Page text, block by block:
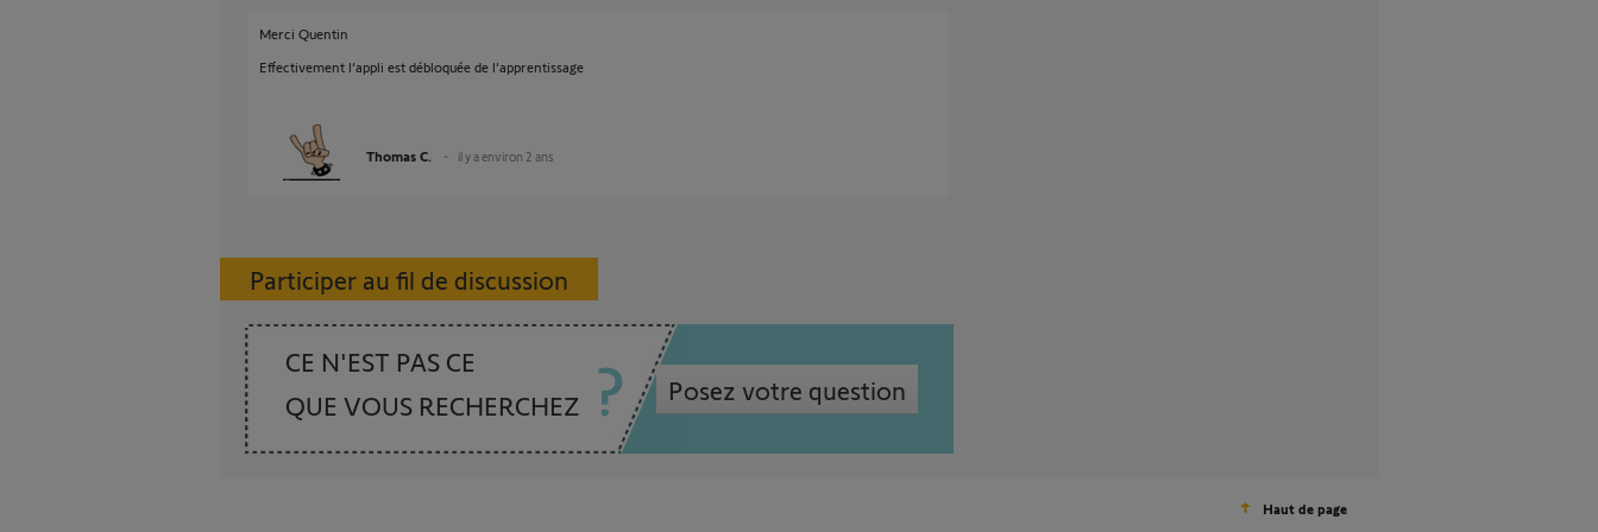
Merci Quentin
Effectivement l’appli est débloquée de l’apprentissage
Thomas C. il y a environ 2 ans
Participer au fil de discussion
CE N'EST PAS CE
QUE VOUS RECHERCHEZ
Posez votre question
Haut de page